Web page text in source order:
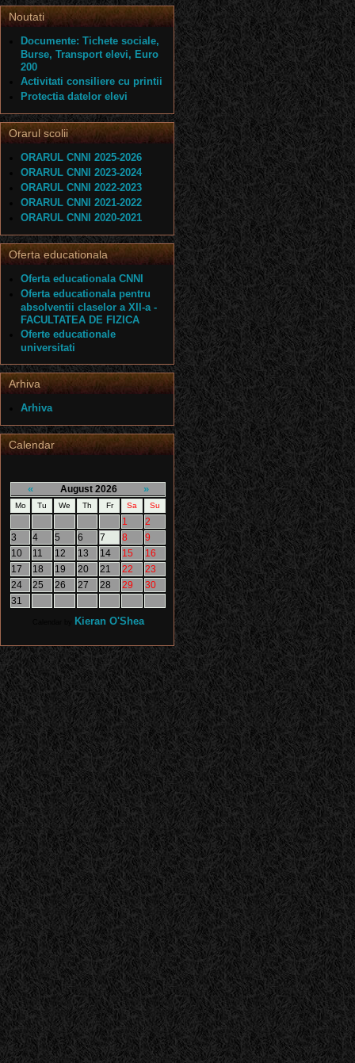
Noutati
Documente: Tichete sociale,
Burse, Transport elevi, Euro
200
Activitati consiliere cu printii
Protectia datelor elevi
Orarul scolii
ORARUL CNNI 2025-2026
ORARUL CNNI 2023-2024
ORARUL CNNI 2022-2023
ORARUL CNNI 2021-2022
ORARUL CNNI 2020-2021
Oferta educationala
Oferta educationala CNNI
Oferta educationala pentru
absolventii claselor a XII-a -
FACULTATEA DE FIZICA
Oferte educationale
universitati
Arhiva
Arhiva
Calendar
« August 2026 »
Mo Tu We Th Fr Sa Su
1
2
3
4 5 6 7 8
9
10
11 12 13 14 15
16
17
18 19 20 21 22
23
24
25 26 27 28 29
30
31
Kieran O'Shea